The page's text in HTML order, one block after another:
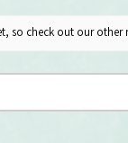
so check out our other